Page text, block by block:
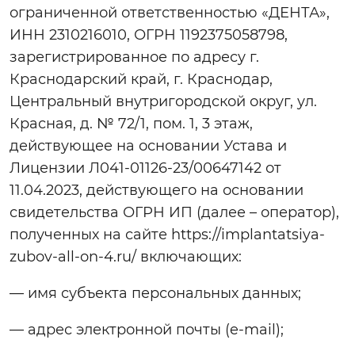
ограниченной ответственностью «ДЕНТА»,
ИНН 2310216010, ОГРН 1192375058798,
зарегистрированное по адресу г.
Краснодарский край, г. Краснодар,
Центральный внутригородской округ, ул.
Красная, д. № 72/1, пом. 1, 3 этаж,
действующее на основании Устава и
Лицензии Л041-01126-23/00647142 от
11.04.2023, действующего на основании
свидетельства ОГРН ИП (далее – оператор),
полученных на сайте https://implantatsiya-
zubov-all-on-4.ru/ включающих:
— имя субъекта персональных данных;
— адрес электронной почты (e-mail);